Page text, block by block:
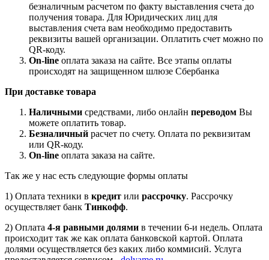
безналичным расчетом по факту выставления счета до
получения товара. Для Юридических лиц для
выставления счета вам необходимо предоставить
реквизиты вашей организации. Оплатить счет можно по
QR-коду.
On-line оплата заказа на сайте. Все этапы оплаты
происходят на защищенном шлюзе Сбербанка
При доставке товара
Наличными средствами, либо онлайн переводом Вы
можете оплатить товар.
Безналичный расчет по счету. Оплата по реквизитам
или QR-коду.
On-line оплата заказа на сайте.
Так же у нас есть следующие формы оплаты
1) Оплата техники в кредит или рассрочку. Рассрочку
осуществляет банк Тинкофф.
2) Оплата 4-я равными долями в течении 6-и недель. Оплата
происходит так же как оплата банковской картой. Оплата
долями осуществляется без каких либо коммисий. Услуга